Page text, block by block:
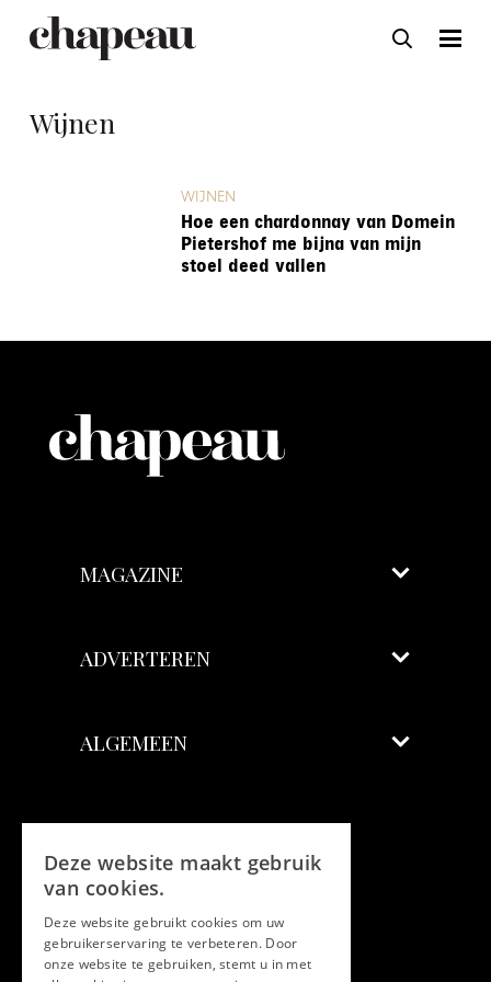
Wijnen
WIJNEN
Hoe een chardonnay van Domein
Pietershof me bijna van mijn
stoel deed vallen
MAGAZINE
ADVERTEREN
ALGEMEEN
Facebook
Twitter
Deze website maakt gebruik
van cookies.
Deze website gebruikt cookies om uw
gebruikerservaring te verbeteren. Door
onze website te gebruiken, stemt u in met